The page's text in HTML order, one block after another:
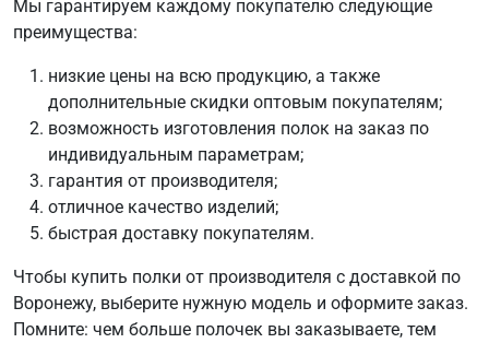
Мы гарантируем каждому покупателю следующие
преимущества:
низкие цены на всю продукцию, а также
дополнительные скидки оптовым покупателям;
возможность изготовления полок на заказ по
индивидуальным параметрам;
гарантия от производителя;
отличное качество изделий;
быстрая доставку покупателям.
Чтобы купить полки от производителя с доставкой по
Воронежу, выберите нужную модель и оформите заказ.
Помните: чем больше полочек вы заказываете, тем